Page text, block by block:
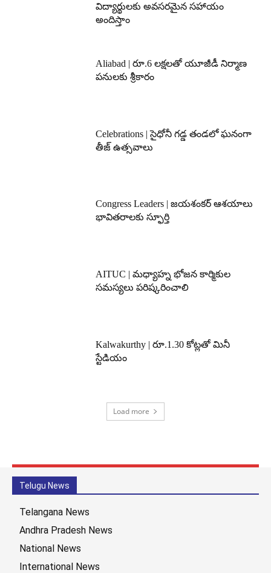
విద్యార్థులకు అవసరమైన సహాయం
అందిస్తాం
Aliabad | రూ.6 లక్షలతో యూజీడీ నిర్మాణ
పనులకు శ్రీకారం
Celebrations | సైధోనీ గడ్డ తండలో ఘనంగా
తీజ్ ఉత్సవాలు
Congress Leaders | జయశంకర్ ఆశయాలు
భావితరాలకు స్ఫూర్తి
AITUC | మధ్యాహ్న భోజన కార్మికుల
సమస్యలు పరిష్కరించాలి
Kalwakurthy | రూ.1.30 కోట్లతో మినీ
స్టేడియం
Load more
Telugu News
Telangana News
Andhra Pradesh News
National News
International News